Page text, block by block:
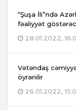
“Şuşa İli”ndə
fəaliyyət
28.01.2022,
Vətəndaş
öyrənilir
26.01.2022,